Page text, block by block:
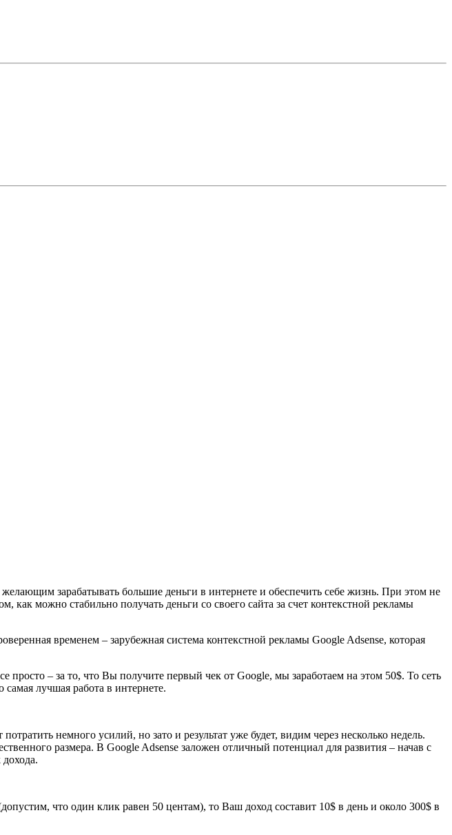
зарабатывать большие деньги в интернете и обеспечить себе жизнь. При этом не
можно стабильно получать деньги со своего сайта за счет контекстной рекламы
временем – зарубежная система контекстной рекламы Google Adsense, которая
– за то, что Вы получите первый чек от Google, мы заработаем на этом 50$. То сеть
лучшая работа в интернете.
немного усилий, но зато и результат уже будет, видим через несколько недель.
размера. В Google Adsense заложен отличный потенциал для развития – начав с
что один клик равен 50 центам), то Ваш доход составит 10$ в день и около 300$ в